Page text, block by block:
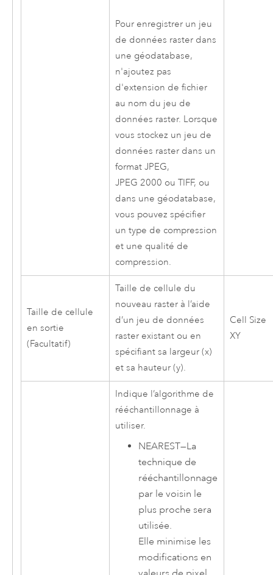
Pour enregistrer un jeu
de données raster dans
une géodatabase,
n'ajoutez pas
d'extension de fichier
au nom du jeu de
données raster. Lorsque
vous stockez un jeu de
données raster dans un
format JPEG,
JPEG 2000 ou TIFF, ou
dans une géodatabase,
vous pouvez spécifier
un type de compression
et une qualité de
compression.
Taille de cellule
en sortie
(Facultatif)
Taille de cellule du
nouveau raster à l’aide
d’un jeu de données
raster existant ou en
spécifiant sa largeur (x)
et sa hauteur (y).
Cell Size
XY
Indique l’algorithme de
rééchantillonnage à
utiliser.
NEAREST—La
technique de
rééchantillonnage
par le voisin le
plus proche sera
utilisée.
Elle minimise les
modifications en